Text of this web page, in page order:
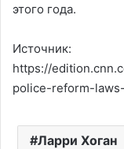
этого года.
Источник:
https://
police-reform-
Ларри Хоган